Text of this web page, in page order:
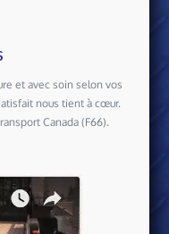
et avec soin selon vos
nous tient à cœur.
Canada (F66).